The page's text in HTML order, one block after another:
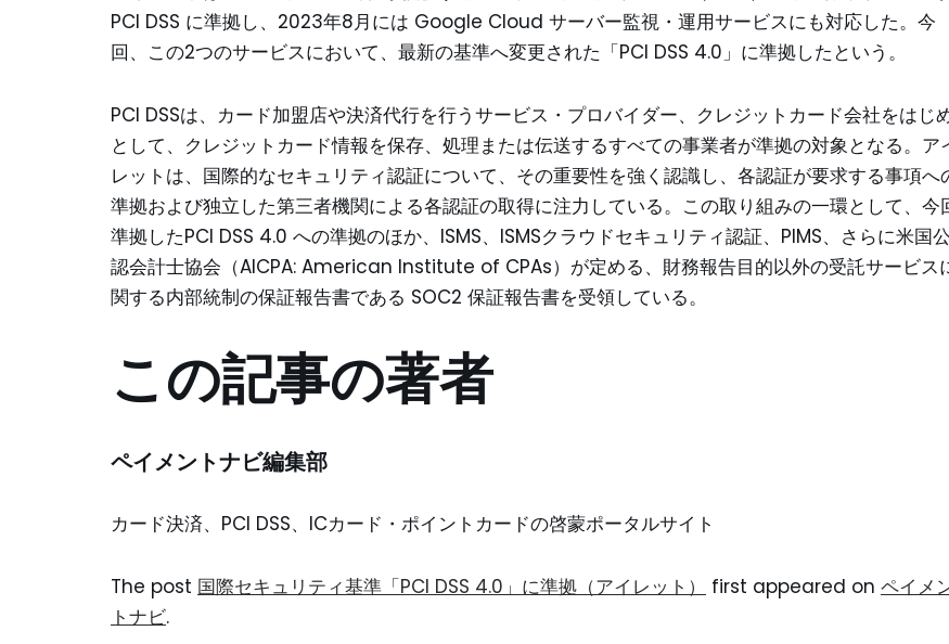
PCI DSS に準拠し、2023年8月には Google Cloud サーバー監視・運用サービスにも対応した。今
回、この2つのサービスにおいて、最新の基準へ変更された「PCI DSS 4.0」に準拠したという。
PCI DSSは、カード加盟店や決済代行を行うサービス・プロバイダー、クレジットカード会社をはじ
として、クレジットカード情報を保存、処理または伝送するすべての事業者が準拠の対象となる。ア
レットは、国際的なセキュリティ認証について、その重要性を強く認識し、各認証が要求する事項へ
準拠および独立した第三者機関による各認証の取得に注力している。この取り組みの一環として、今
準拠したPCI DSS 4.0 への準拠のほか、ISMS、ISMSクラウドセキュリティ認証、PIMS、さらに米国公
認会計士協会（AICPA: American Institute of CPAs）が定める、財務報告目的以外の受託サービス
関する内部統制の保証報告書である SOC2 保証報告書を受領している。
この記事の著者
ペイメントナビ編集部
カード決済、PCI DSS、ICカード・ポイントカードの啓蒙ポータルサイト
The post 国際セキュリティ基準「PCI DSS 4.0」に準拠（アイレット） first appeared on ペイメ
トナビ.